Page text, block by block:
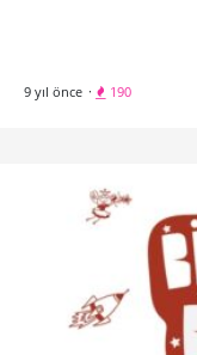
9 yıl önce · 190